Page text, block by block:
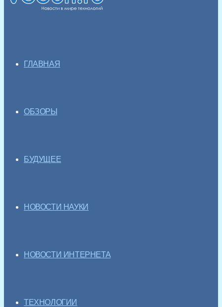
ГЛАВНАЯ
ОБЗОРЫ
БУДУЩЕЕ
НОВОСТИ НАУКИ
НОВОСТИ ИНТЕРНЕТА
ТЕХНОЛОГИИ